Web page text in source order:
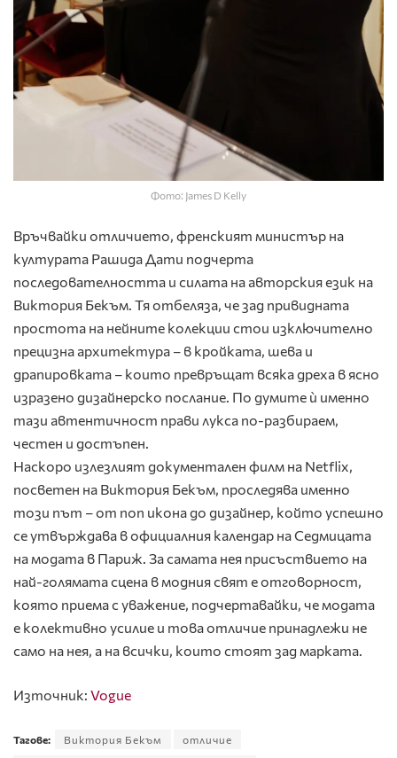
Фото: James D Kelly
Връчвайки отличието, френският министър на
културата Рашида Дати подчерта
последователността и силата на авторския език на
Виктория Бекъм. Тя отбеляза, че зад привидната
простота на нейните колекции стои изключително
прецизна архитектура – в кройката, шева и
драпировката – които превръщат всяка дреха в ясно
изразено дизайнерско послание. По думите ѝ именно
тази автентичност прави лукса по-разбираем,
честен и достъпен.
Наскоро излезлият документален филм на Netflix,
посветен на Виктория Бекъм, проследява именно
този път – от поп икона до дизайнер, който успешно
се утвърждава в официалния календар на Седмицата
на модата в Париж. За самата нея присъствието на
най-голямата сцена в модния свят е отговорност,
която приема с уважение, подчертавайки, че модата
е колективно усилие и това отличие принадлежи не
само на нея, а на всички, които стоят зад марката.
Източник: Vogue
Тагове: Виктория Бекъм отличие